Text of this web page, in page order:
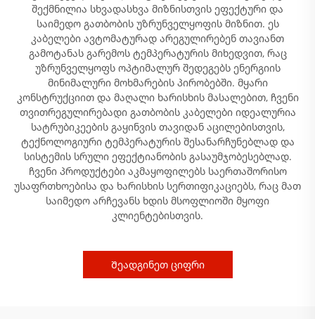
შექმნილია სხვადასხვა მიზნისთვის ეფექტური და
საიმედო გათბობის უზრუნველყოფის მიზნით. ეს
კაბელები ავტომატურად არეგულირებენ თავიანთ
გამოტანას გარემოს ტემპერატურის მიხედვით, რაც
უზრუნველყოფს ოპტიმალურ შედეგებს ენერგიის
მინიმალური მოხმარების პირობებში. მყარი
კონსტრუქციით და მაღალი ხარისხის მასალებით, ჩვენი
თვითრეგულირებადი გათბობის კაბელები იდეალურია
სატრუბიკეების გაყინვის თავიდან აცილებისთვის,
ტექნოლოგიური ტემპერატურის შესანარჩუნებლად და
სისტემის სრული ეფექტიანობის გასაუმჯობესებლად.
ჩვენი პროდუქტები აკმაყოფილებს საერთაშორისო
უსაფრთხოებისა და ხარისხის სერთიფიკაციებს, რაც მათ
საიმედო არჩევანს ხდის მსოფლიოში მყოფი
კლიენტებისთვის.
Შეადგინეთ ციფრი